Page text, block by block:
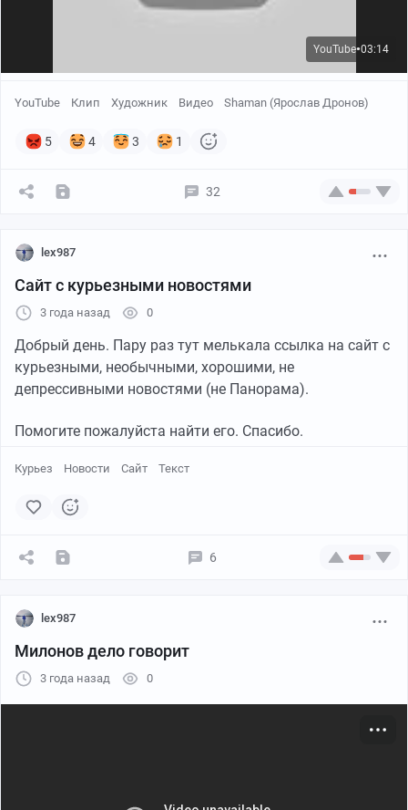
YouTube●03:14
YouTube Клип Художник Видео Shaman (Ярослав Дронов)
5 4 3 1
32
lex987
Сайт с курьезными новостями
3 года назад 0
Добрый день. Пару раз тут мелькала ссылка на сайт с
курьезными, необычными, хорошими, не
депрессивными новостями (не Панорама).
Помогите пожалуйста найти его. Спасибо.
Курьез Новости Сайт Текст
6
lex987
Милонов дело говорит
3 года назад 0